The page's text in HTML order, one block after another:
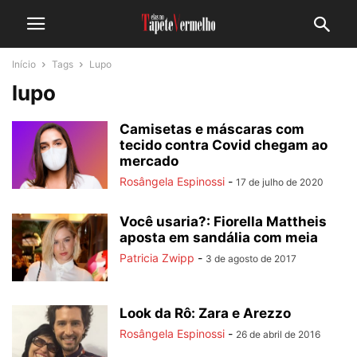
Início Tags Lupo
lupo
Camisetas e máscaras com
tecido contra Covid chegam ao
mercado
Rosângela Espinossi - 17 de julho de 2020
Você usaria?: Fiorella Mattheis
aposta em sandália com meia
Patricia Zwipp - 3 de agosto de 2017
Look da Rô: Zara e Arezzo
Rosângela Espinossi - 26 de abril de 2016